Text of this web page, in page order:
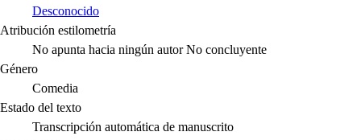
Desconocido
Atribución estilometría
No apunta hacia ningún autor No concluyente
Género
Comedia
Estado del texto
Transcripción automática de manuscrito